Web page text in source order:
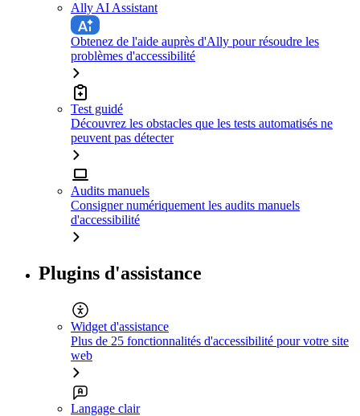
Ally AI Assistant
Obtenez de l'aide auprès d'Ally pour résoudre les
problèmes d'accessibilité
Test guidé
Découvrez les obstacles que les tests automatisés ne
peuvent pas détecter
Audits manuels
Consigner numériquement les audits manuels
d'accessibilité
Plugins d'assistance
Widget d'assistance
Plus de 25 fonctionnalités d'accessibilité pour votre site
web
Langage clair